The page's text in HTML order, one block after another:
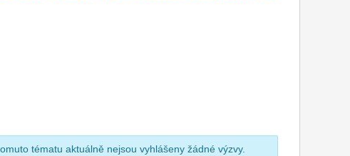
tématu aktuálně nejsou vyhlášeny žádné výzvy.